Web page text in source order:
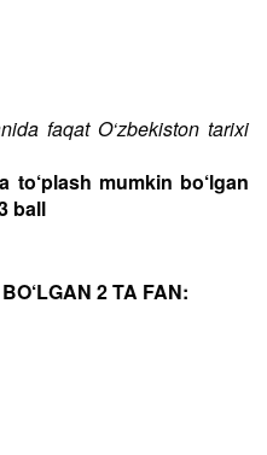
faqat O‘zbekiston tarixi
to‘plash mumkin bo‘lgan
ball
2 TA FAN: